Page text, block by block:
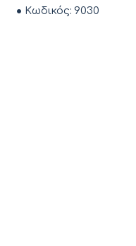
Κωδικός: 9030